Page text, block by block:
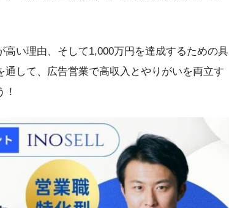
い理由、そして1,000万円を達成するための具
して、広告営業で高収入とやりがいを両立す